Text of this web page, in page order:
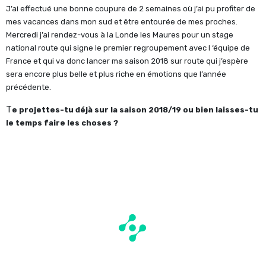
J’ai effectué une bonne coupure de 2 semaines où j’ai pu profiter de
mes vacances dans mon sud et être entourée de mes proches.
Mercredi j’ai rendez-vous à la Londe les Maures pour un stage
national route qui signe le premier regroupement avec l ‘équipe de
France et qui va donc lancer ma saison 2018 sur route qui j’espère
sera encore plus belle et plus riche en émotions que l’année
précédente.
Te projettes-tu déjà sur la saison 2018/19 ou bien laisses-tu
le temps faire les choses ?